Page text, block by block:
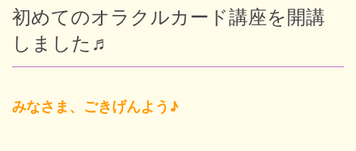
初めてのオラクルカード講座を開講
しました♬
みなさま、ごきげんよう♪